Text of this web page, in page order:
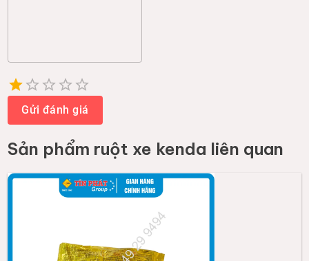
1 Star
2 Stars
3 Stars
4 Stars
5 Stars
Gửi đánh giá
Sản phẩm ruột xe kenda liên quan